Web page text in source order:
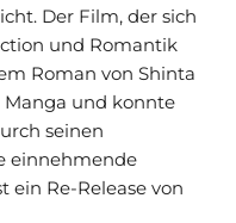
Der Film, der sich
und Romantik
Roman von Shinta
und konnte
seinen
einnehmende
ein Re-Release von